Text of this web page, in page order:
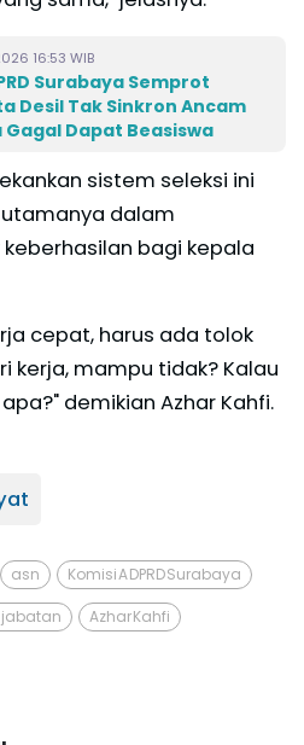
16:53 WIB
Surabaya Semprot
Desil Tak Sinkron Ancam
Gagal Dapat Beasiswa
sistem seleksi ini
dalam
bagi kepala
cepat, harus ada tolok
kerja, mampu tidak? Kalau
demikian Azhar Kahfi.
asn Komisi A DPRD Surabaya
jabatan Azhar Kahfi